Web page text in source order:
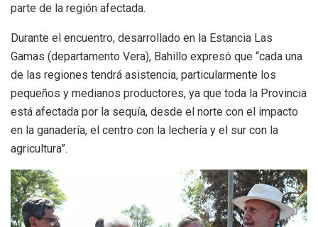
parte de la región afectada.
Durante el encuentro, desarrollado en la Estancia Las
Gamas (departamento Vera), Bahillo expresó que “cada una
de las regiones tendrá asistencia, particularmente los
pequeños y medianos productores, ya que toda la Provincia
está afectada por la sequía, desde el norte con el impacto
en la ganadería, el centro con la lechería y el sur con la
agricultura”.